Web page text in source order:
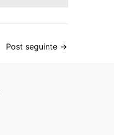
Post seguinte →